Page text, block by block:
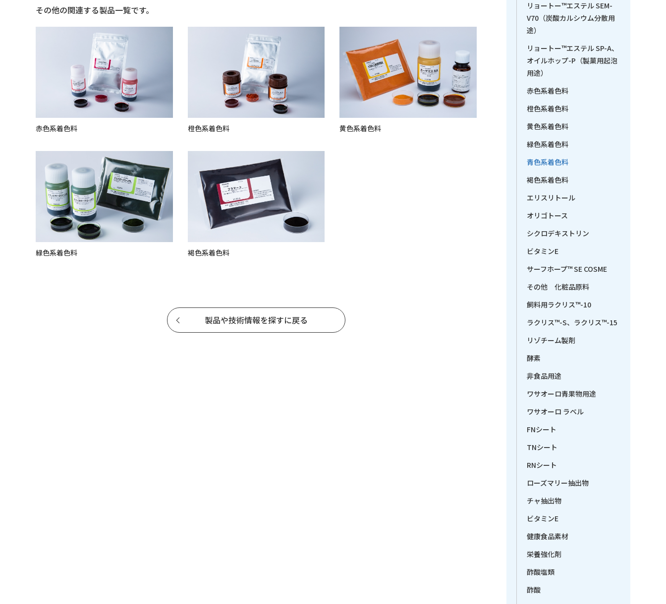
その他の関連する製品一覧です。
赤色系着色料 橙色系着色料 黄色系着色料
緑色系着色料 褐色系着色料
製品や技術情報を探すに戻る
リョートー™エステル SEM-
V70（炭酸カルシウム分散用
途）
リョートー™エステル SP-A、
オイルホップ-P（製菓用起泡
用途）
赤色系着色料
橙色系着色料
黄色系着色料
緑色系着色料
青色系着色料
褐色系着色料
エリスリトール
オリゴトース
シクロデキストリン
ビタミンE
サーフホープ™ SE COSME
その他 化粧品原料
飼料用ラクリス™-10
ラクリス™-S、ラクリス™-15
リゾチーム製剤
酵素
非食品用途
ワサオーロ青果物用途
ワサオーロ ラベル
FNシート
TNシート
RNシート
ローズマリー抽出物
チャ抽出物
ビタミンE
健康食品素材
栄養強化剤
酢酸塩類
酢酸